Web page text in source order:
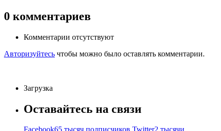
0 комментариев
Комментарии отсутствуют
Авторизуйтесь чтобы можно было оставлять комментарии.
Загрузка
Оставайтесь на связи